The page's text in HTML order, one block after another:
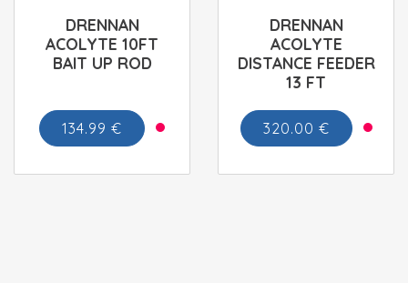
DRENNAN
ACOLYTE 10FT
BAIT UP ROD
134.99 €
DRENNAN
ACOLYTE
DISTANCE FEEDER
13 FT
320.00 €